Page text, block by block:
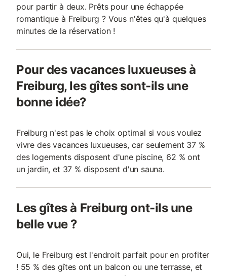
pour partir à deux. Prêts pour une échappée
romantique à Freiburg ? Vous n'êtes qu'à quelques
minutes de la réservation !
Pour des vacances luxueuses à
Freiburg, les gîtes sont-ils une
bonne idée?
Freiburg n'est pas le choix optimal si vous voulez
vivre des vacances luxueuses, car seulement 37 %
des logements disposent d'une piscine, 62 % ont
un jardin, et 37 % disposent d'un sauna.
Les gîtes à Freiburg ont-ils une
belle vue ?
Oui, le Freiburg est l'endroit parfait pour en profiter
! 55 % des gîtes ont un balcon ou une terrasse, et